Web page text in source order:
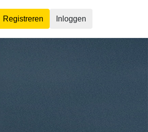
Registreren Inloggen